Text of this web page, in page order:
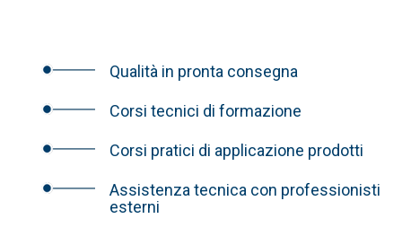
Qualità in pronta consegna
Corsi tecnici di formazione
Corsi pratici di applicazione prodotti
Assistenza tecnica con professionisti
esterni